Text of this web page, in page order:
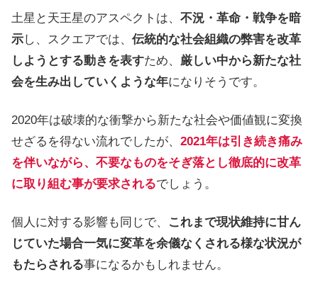
土星と天王星のアスペクトは、 不況・革命・戦争を暗
示し、スクエアでは、 伝統的な社会組織の弊害を改革
しようとする動きを表すため、 厳しい中から新たな社
会を生み出していくような年になりそうです。
2020年は破壊的な衝撃から新たな社会や価値観に変換
せざるを得ない流れでしたが、 2021年は引き続き痛み
を伴いながら、不要なものをそぎ落とし徹底的に改革
に取り組む事が要求されるでしょう。
個人に対する影響も同じで、
これまで現状維持に甘ん
じていた場合一気に変革を余儀なくされる様な状況が
もたらされる事になるかもしれません。